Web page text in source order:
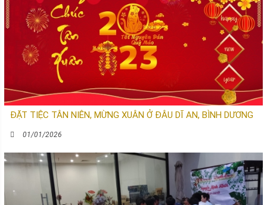
ĐẶT TIỆC TÂN NIÊN, MỪNG XUÂN Ở ĐÂU DĨ AN, BÌNH DƯƠNG
01/01/2026